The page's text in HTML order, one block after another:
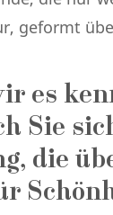
geformt
es
Sie
die